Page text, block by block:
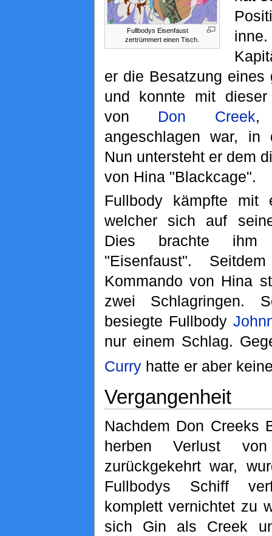
Fullbodys Eisenfaust
zertrümmert einen Tisch.
er die Besatzung eines
und konnte mit
von Don Creek,
angeschlagen war, in
Nun untersteht er dem
von Hina "Blackcage".
Fullbody kämpfte
welcher sich auf
Dies brachte ihm
"Eisenfaust".
Kommando von Hina
zwei Schlagringen.
besiegte Fullbody
nur einem Schlag.
Curryhatte er aber
Vergangenheit
Nachdem Don Creeks
herben Verlust
zurückgekehrt war,
Fullbodys Schiff
komplett vernichtet zu
sich Gin als Creek